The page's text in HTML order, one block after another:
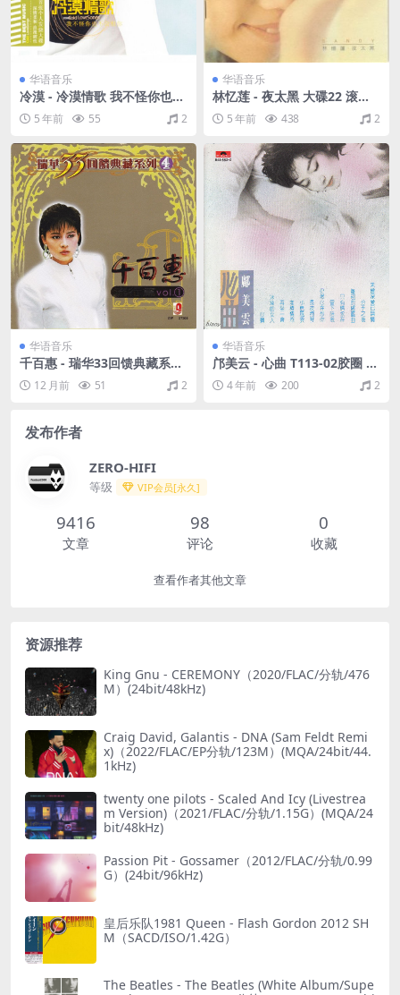
华语音乐
冷漠 - 冷漠情歌 我不怪你也不
会恨你 深情柔和 浪漫磁性
（WAV+CUE/整轨/614M）
5 年前 55 2
华语音乐
林忆莲 - 夜太黑 大碟22 滚石
台湾版 1996（WAV+CUE/整
轨/499M）
5 年前 438 2
华语音乐
千百惠 - 瑞华33回馈典藏系列
流行篇 VOL.1（2002/FLAC/
分轨/354M）
12 月前 51 2
华语音乐
邝美云 - 心曲 T113-02胶圈 19
89- [WAV+CUE/整轨/512M]
4 年前 200 2
发布作者
ZERO-HIFI
等级 VIP会员[永久]
9416
文章
98
评论
0
收藏
查看作者其他文章
资源推荐
King Gnu - CEREMONY（2020/FLAC/分轨/476
M）(24bit/48kHz)
Craig David, Galantis - DNA (Sam Feldt Remi
x)（2022/FLAC/EP分轨/123M）(MQA/24bit/44.
1kHz)
twenty one pilots - Scaled And Icy (Livestrea
m Version)（2021/FLAC/分轨/1.15G）(MQA/24
bit/48kHz)
Passion Pit - Gossamer（2012/FLAC/分轨/0.99
G）(24bit/96kHz)
皇后乐队1981 Queen - Flash Gordon 2012 SH
M（SACD/ISO/1.42G）
The Beatles - The Beatles (White Album/Supe